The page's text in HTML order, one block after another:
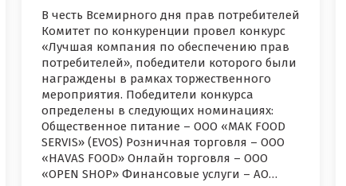
В честь Всемирного дня прав потребителей
Комитет по конкуренции провел конкурс
«Лучшая компания по обеспечению прав
потребителей», победители которого были
награждены в рамках торжественного
мероприятия. Победители конкурса
определены в следующих номинациях:
Общественное питание – ООО «MAK FOOD
SERVIS» (EVOS) Розничная торговля – ООО
«HAVAS FOOD» Онлайн торговля – ООО
«OPEN SHOP» Финансовые услуги – АО…